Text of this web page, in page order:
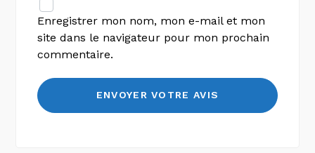
Enregistrer mon nom, mon e-mail et mon
site dans le navigateur pour mon prochain
commentaire.